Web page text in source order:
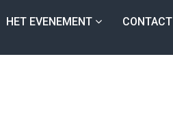
HET EVENEMENT CONTACT